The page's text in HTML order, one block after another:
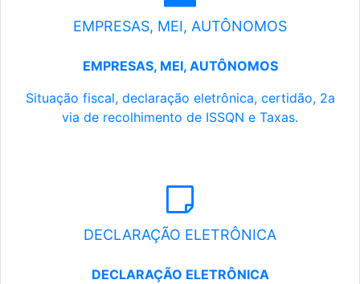
EMPRESAS, MEI, AUTÔNOMOS
EMPRESAS, MEI, AUTÔNOMOS
Situação fiscal, declaração eletrônica, certidão, 2a
via de recolhimento de ISSQN e Taxas.
DECLARAÇÃO ELETRÔNICA
DECLARAÇÃO ELETRÔNICA